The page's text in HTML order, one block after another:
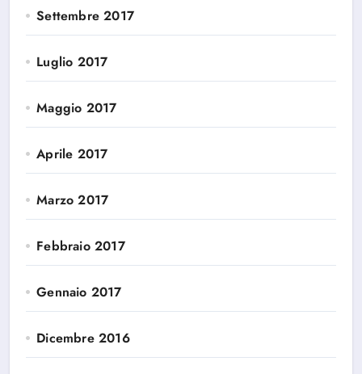
Settembre 2017
Luglio 2017
Maggio 2017
Aprile 2017
Marzo 2017
Febbraio 2017
Gennaio 2017
Dicembre 2016